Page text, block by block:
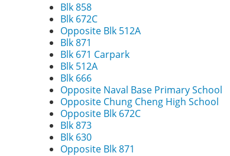
Blk 858
Blk 672C
Opposite Blk 512A
Blk 871
Blk 671 Carpark
Blk 512A
Blk 666
Opposite Naval Base Primary School
Opposite Chung Cheng High School
Opposite Blk 672C
Blk 873
Blk 630
Opposite Blk 871